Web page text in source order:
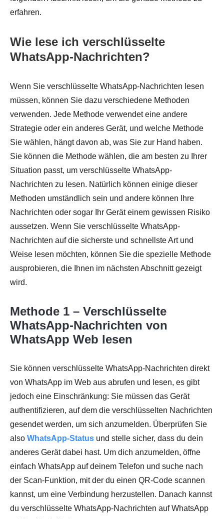
erfahren.
Wie lese ich verschlüsselte
WhatsApp-Nachrichten?
Wenn Sie verschlüsselte WhatsApp-Nachrichten lesen
müssen, können Sie dazu verschiedene Methoden
verwenden. Jede Methode verwendet eine andere
Strategie oder ein anderes Gerät, und welche Methode
Sie wählen, hängt davon ab, was Sie zur Hand haben.
Sie können die Methode wählen, die am besten zu Ihrer
Situation passt, um verschlüsselte WhatsApp-
Nachrichten zu lesen. Natürlich können einige dieser
Methoden umständlich sein und andere können Ihre
Nachrichten oder sogar Ihr Gerät einem gewissen Risiko
aussetzen. Wenn Sie verschlüsselte WhatsApp-
Nachrichten auf die sicherste und schnellste Art und
Weise lesen möchten, können Sie die spezielle Methode
ausprobieren, die Ihnen im nächsten Abschnitt gezeigt
wird.
Methode 1 – Verschlüsselte
WhatsApp-Nachrichten von
WhatsApp Web lesen
Sie können verschlüsselte WhatsApp-Nachrichten direkt
von WhatsApp im Web aus abrufen und lesen, es gibt
jedoch eine Einschränkung: Sie müssen das Gerät
authentifizieren, auf dem die verschlüsselten Nachrichten
gesendet werden, um sich anzumelden. Überprüfen Sie
also WhatsApp-Status und stelle sicher, dass du dein
anderes Gerät dabei hast. Um dich anzumelden, öffne
einfach WhatsApp auf deinem Telefon und suche nach
der Scan-Funktion, mit der du einen QR-Code scannen
kannst, um eine Verbindung herzustellen. Danach kannst
du verschlüsselte WhatsApp-Nachrichten auf WhatsApp